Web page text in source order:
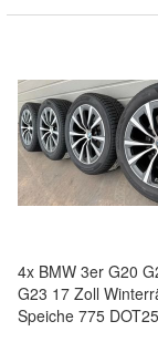
4x BMW 3er G20
G23 17 Zoll
Speiche 775